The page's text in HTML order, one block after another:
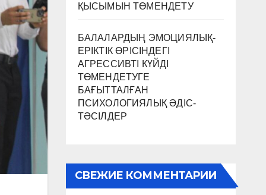
ҚЫСЫМЫН ТӨМЕНДЕТУ
БАЛАЛАРДЫҢ ЭМОЦИЯЛЫҚ-
ЕРІКТІК ӨРІСІНДЕГІ
АГРЕССИВТІ КҮЙДІ
ТӨМЕНДЕТУГЕ
БАҒЫТТАЛҒАН
ПСИХОЛОГИЯЛЫҚ ӘДІС-
ТӘСІЛДЕР
СВЕЖИЕ КОММЕНТАРИИ